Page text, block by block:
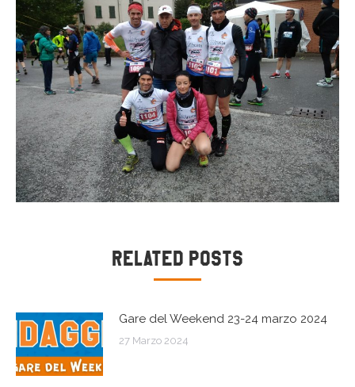
i
post
Related Posts
Gare del Weekend 23-24 marzo 2024
27 Marzo 2024